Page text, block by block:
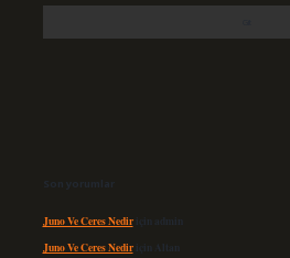
Son yorumlar
Juno Ve Ceres Nediriçin admin
Juno Ve Ceres Nediriçin Altan